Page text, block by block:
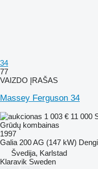
34
77
VAIZDO ĮRAŠAS
Massey Ferguson 34
1 003 € 11 000
Grūdų kombainas
1997
Galia 200 AG (147 kW)
Švedija, Karlstad
Klaravik Sweden